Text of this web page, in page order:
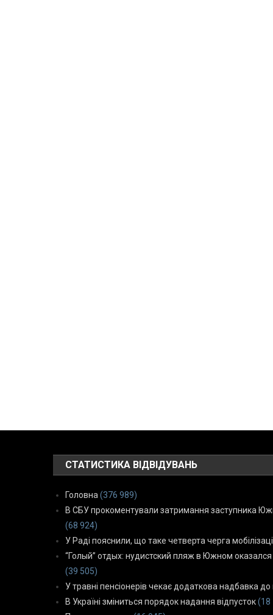
СТАТИСТИКА ВІДВІДУВАНЬ
Головна (376 989)
В СБУ прокоментували затримання заступника
(68 924)
У Раді пояснили, що таке четверта черга
“Голый” отдых: нудистский пляж в Южном
(39 505)
У травні пенсіонерів чекає додаткова надбавка до
В Україні зміниться порядок надання відпусток (18